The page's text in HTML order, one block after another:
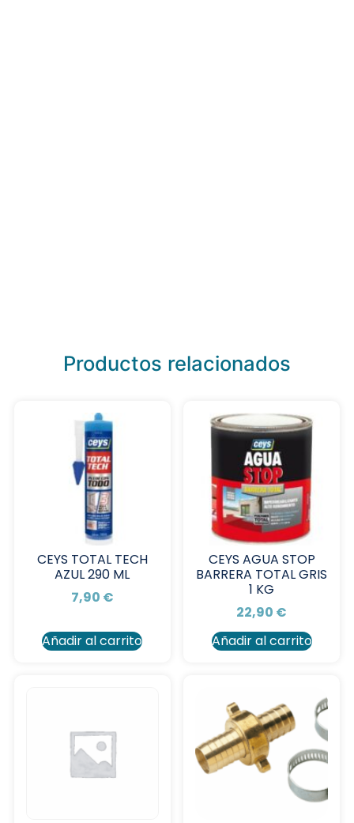
Productos relacionados
CEYS TOTAL TECH
AZUL 290 ML
7,90 €
Añadir al carrito
CEYS AGUA STOP
BARRERA TOTAL GRIS
1 KG
22,90 €
Añadir al carrito